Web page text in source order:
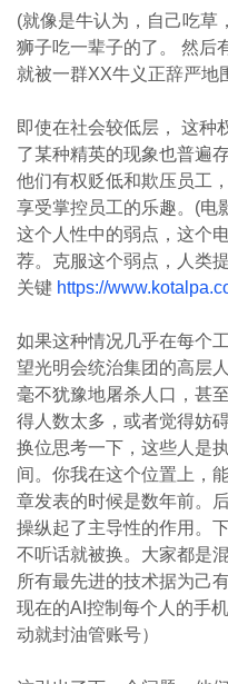
(就像是牛认为，自己吃草
狮子吃一辈子的了。 然后
就被一群XX牛义正辞严地
即使在社会较低层， 这种
了某种精英的现象也普遍
他们有权贬低和欺压员工
享受掌控员工的乐趣。(电
这个人性中的弱点，这个
荐。克服这个弱点，人类
关键 https://
如果这种情况几乎在每个
望光明会统治集团的高层
毫不犹豫地屠杀人口，甚
得人数太多，或者觉得妨
换位思考一下，这些人是
间。你我在这个位置上，
章发表的时候是数年前。
操纵起了主导性的作用。
不听话就被换。大家都是
所有最先进的技术据为己
现在的AI控制每个人的手
动就封油管账号）